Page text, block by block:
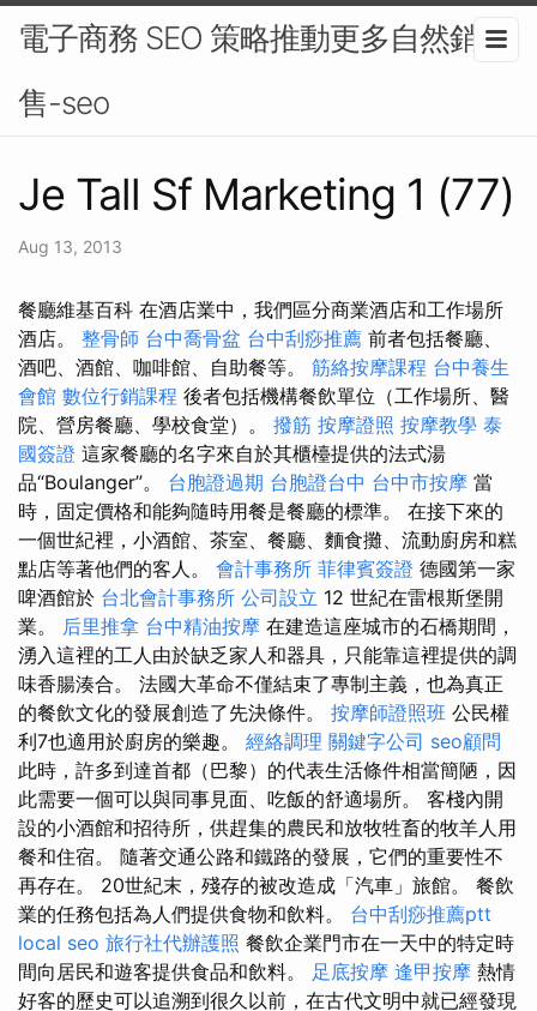
電子商務 SEO 策略推動更多自然銷
售-seo
Je Tall Sf Marketing 1 (77)
Aug 13, 2013
餐廳維基百科 在酒店業中，我們區分商業酒店和工作場所
酒店。 整骨師 台中喬骨盆 台中刮痧推薦 前者包括餐廳、
酒吧、酒館、咖啡館、自助餐等。 筋絡按摩課程 台中養生
會館 數位行銷課程 後者包括機構餐飲單位（工作場所、醫
院、營房餐廳、學校食堂）。 撥筋 按摩證照 按摩教學 泰
國簽證 這家餐廳的名字來自於其櫃檯提供的法式湯
品“Boulanger”。 台胞證過期 台胞證台中 台中市按摩 當
時，固定價格和能夠隨時用餐是餐廳的標準。 在接下來的
一個世紀裡，小酒館、茶室、餐廳、麵食攤、流動廚房和糕
點店等著他們的客人。 會計事務所 菲律賓簽證 德國第一家
啤酒館於 台北會計事務所 公司設立 12 世紀在雷根斯堡開
業。 后里推拿 台中精油按摩 在建造這座城市的石橋期間，
湧入這裡的工人由於缺乏家人和器具，只能靠這裡提供的調
味香腸湊合。 法國大革命不僅結束了專制主義，也為真正
的餐飲文化的發展創造了先決條件。 按摩師證照班 公民權
利7也適用於廚房的樂趣。 經絡調理 關鍵字公司 seo顧問
此時，許多到達首都（巴黎）的代表生活條件相當簡陋，因
此需要一個可以與同事見面、吃飯的舒適場所。 客棧內開
設的小酒館和招待所，供趕集的農民和放牧牲畜的牧羊人用
餐和住宿。 隨著交通公路和鐵路的發展，它們的重要性不
再存在。 20世紀末，殘存的被改造成「汽車」旅館。 餐飲
業的任務包括為人們提供食物和飲料。 台中刮痧推薦ptt
local seo 旅行社代辦護照 餐飲企業門市在一天中的特定時
間向居民和遊客提供食品和飲料。 足底按摩 逢甲按摩 熱情
好客的歷史可以追溯到很久以前，在古代文明中就已經發現